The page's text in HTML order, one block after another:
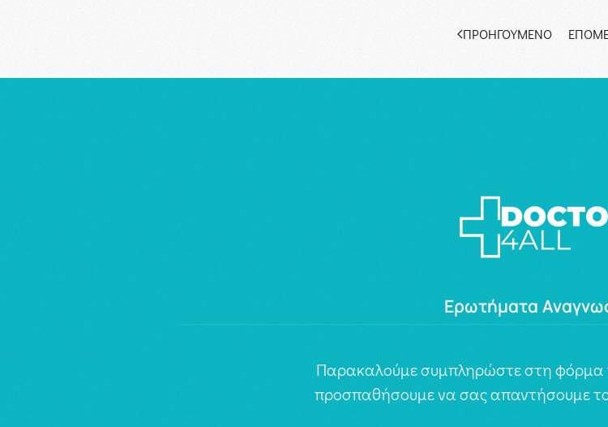
ΠΡΟΗΓΟΎΜΕΝΟ
Ερωτήματα
Παρακαλούμε συμπληρώστε στη φόρμα
προσπαθήσουμε να σας απαντήσουμε